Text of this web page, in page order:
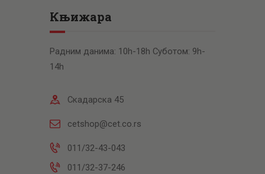
Књижара
Радним данима: 10h-18h Суботом: 9h-
14h
Скадарска 45
cetshop@cet.co.rs
011/32-43-043
011/32-37-246